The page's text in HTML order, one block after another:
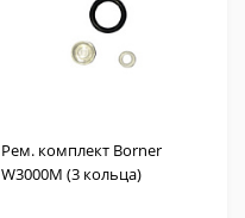
Рем. комплект Borner
W3000M (3 кольца)